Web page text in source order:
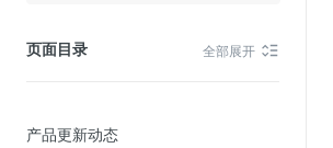
页面目录 全部展开
产品更新动态
云硬盘(EBS)